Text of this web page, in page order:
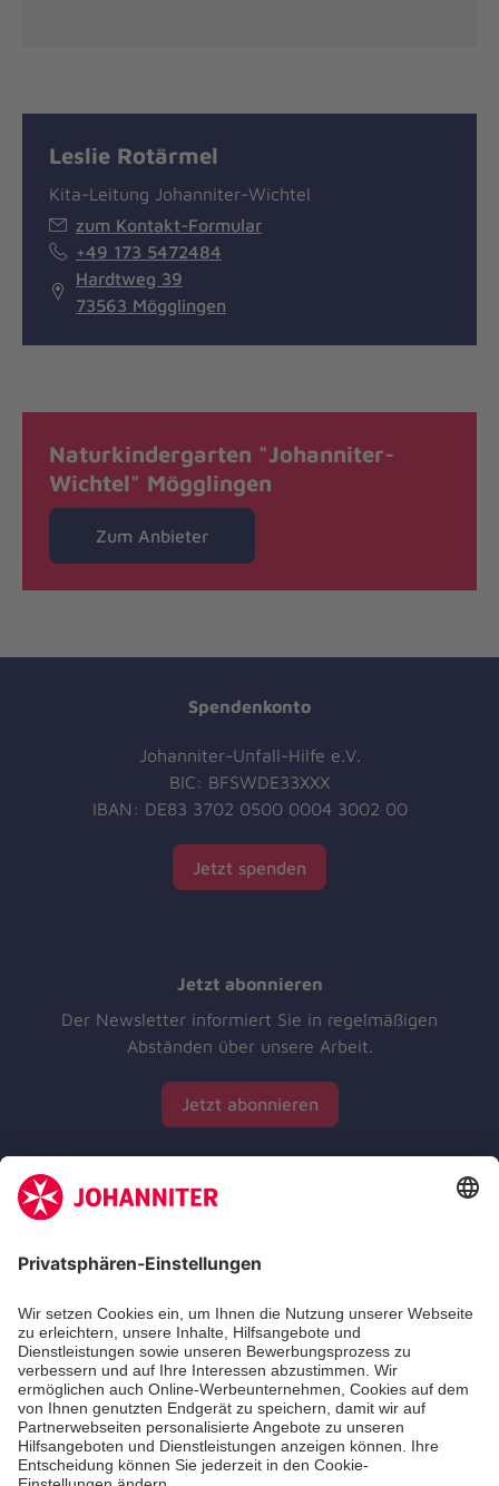
Leslie Rotärmel
Kita-Leitung Johanniter-Wichtel
zum Kontakt-Formular
+49 173 5472484
Hardtweg 39
73563 Mögglingen
Naturkindergarten "Johanniter-
Wichtel" Mögglingen
Zum Anbieter
Spendenkonto
Johanniter-Unfall-Hilfe e.V.
BIC: BFSWDE33XXX
IBAN: DE83 3702 0500 0004 3002 00
Jetzt spenden
Jetzt abonnieren
Der Newsletter informiert Sie in regelmäßigen
Abständen über unsere Arbeit.
Jetzt abonnieren
Zertifizierung der Johanniter-Unfall-Hilfe e.V.
Aus- & Fortbildungen
Erste-Hilfe-Kurse
Jobs & Ehrenamt